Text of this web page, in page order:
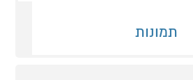
תמונות